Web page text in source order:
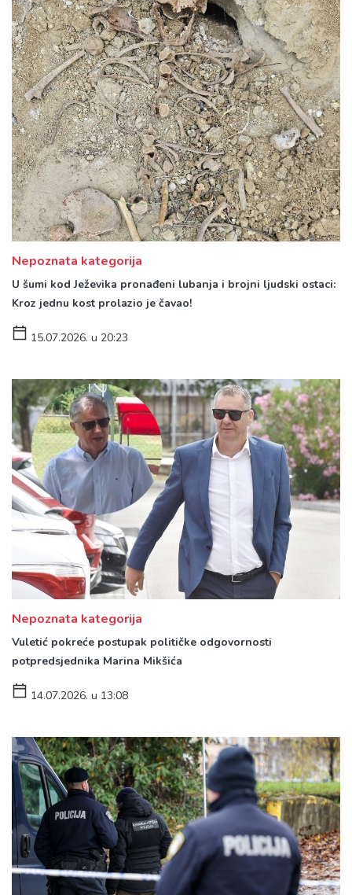
Nepoznata kategorija
U šumi kod Ježevika pronađeni lubanja i brojni ljudski ostaci:
Kroz jednu kost prolazio je čavao!
15.07.2026. u 20:23
Nepoznata kategorija
Vuletić pokreće postupak političke odgovornosti
potpredsjednika Marina Mikšića
14.07.2026. u 13:08